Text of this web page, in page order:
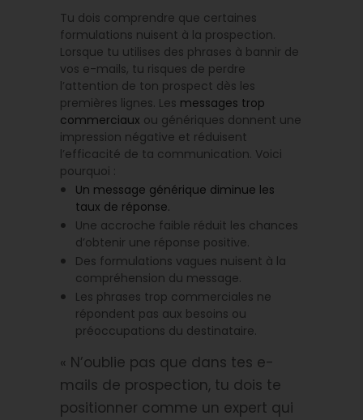
Tu dois comprendre que certaines
formulations nuisent à la prospection.
Lorsque tu utilises des phrases à bannir de
vos e-mails, tu risques de perdre
l’attention de ton prospect dès les
premières lignes. Les messages trop
commerciaux ou génériques donnent une
impression négative et réduisent
l’efficacité de ta communication. Voici
pourquoi :
Un message générique diminue les
taux de réponse.
Une accroche faible réduit les chances
d’obtenir une réponse positive.
Des formulations vagues nuisent à la
compréhension du message.
Les phrases trop commerciales ne
répondent pas aux besoins ou
préoccupations du destinataire.
« N’oublie pas que dans tes e-
mails de prospection, tu dois te
positionner comme un expert qui